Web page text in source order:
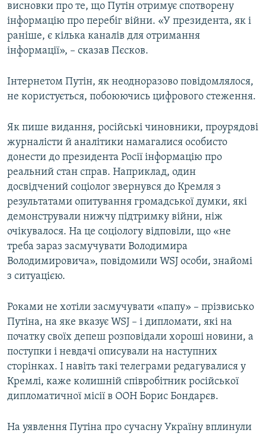
висновки про те, що Путін отримує спотворену
інформацію про перебіг війни. «У президента, як і
раніше, є кілька каналів для отримання
інформації», – сказав Пєсков.
Інтернетом Путін, як неодноразово повідомлялося,
не користується, побоюючись цифрового стеження.
Як пише видання, російські чиновники, проурядові
журналісти й аналітики намагалися особисто
донести до президента Росії інформацію про
реальний стан справ. Наприклад, один
досвідчений соціолог звернувся до Кремля з
результатами опитування громадської думки, які
демонстрували нижчу підтримку війни, ніж
очікувалося. На це соціологу відповіли, що «не
треба зараз засмучувати Володимира
Володимировича», повідомили WSJ особи, знайомі
з ситуацією.
Роками не хотіли засмучувати «папу» – прізвисько
Путіна, на яке вказує WSJ – і дипломати, які на
початку своїх депеш розповідали хороші новини, а
поступки і невдачі описували на наступних
сторінках. І навіть такі телеграми редагувалися у
Кремлі, каже колишній співробітник російської
дипломатичної місії в ООН Борис Бондарєв.
На уявлення Путіна про сучасну Україну вплинули